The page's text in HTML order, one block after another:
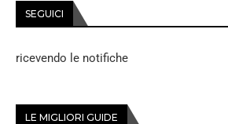
SEGUICI
ricevendo le notifiche
LE MIGLIORI GUIDE